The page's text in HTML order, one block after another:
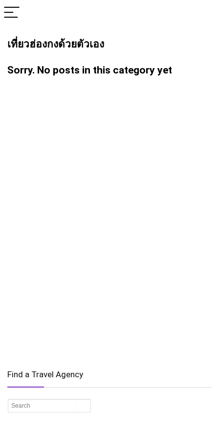
เที่ยวฮ่องกงด้วยตัวเอง
Sorry. No posts in this category yet
Find a Travel Agency